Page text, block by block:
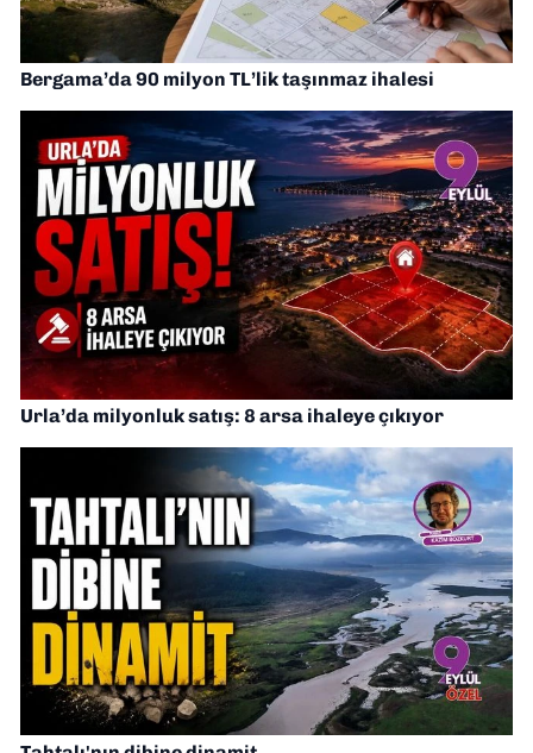
Bergama’da 90 milyon TL’lik taşınmaz ihalesi
Urla’da milyonluk satış: 8 arsa ihaleye çıkıyor